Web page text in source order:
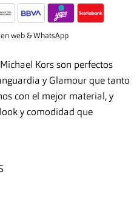
web & WhatsApp
Kors son perfectos
y Glamour que tanto
con el mejor material, y
y comodidad que